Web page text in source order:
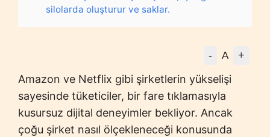
silolarda oluşturur ve saklar.
- A +
Amazon ve Netflix gibi şirketlerin yükselişi
sayesinde tüketiciler, bir fare tıklamasıyla
kusursuz dijital deneyimler bekliyor. Ancak
çoğu şirket nasıl ölçekleneceği konusunda